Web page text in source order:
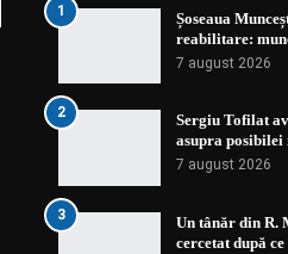
1
Șoseaua
reabilitare:
7 august 2026
2
Sergiu Tofilat
asupra
7 august 2026
3
Un tânăr din R.
cercetat după